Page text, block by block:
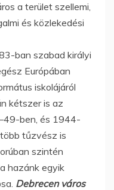
a terület szellemi,
és közlekedési
ban szabad királyi
Európában
iskolájáról
kétszer is az
ben, és 1944-
tűzvész is
szintén
hazánk egyik
Debrecen város